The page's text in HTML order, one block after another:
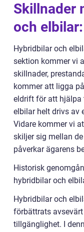
Skillnader
och elbilar:
Hybridbilar och
sektion kommer vi
skillnader,
kommer att ligga
eldrift för att hjälpa
elbilar helt drivs av
Vidare kommer vi
skiljer sig mellan
påverkar ägarens
Historisk
hybridbilar och
Hybridbilar och
förbättrats
tillgänglighet. I